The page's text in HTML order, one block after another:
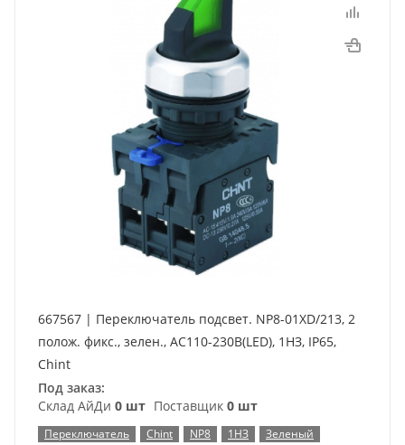
667567 | Переключатель подсвет. NP8-01XD/213, 2
полож. фикс., зелен., AC110-230В(LED), 1НЗ, IP65,
Chint
Под заказ:
Склад АйДи 0 шт Поставщик 0 шт
Переключатель Chint NP8 1НЗ
Зеленый